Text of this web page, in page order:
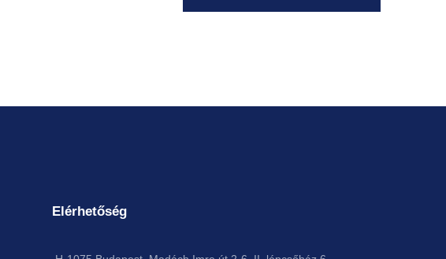
Elérhetőség